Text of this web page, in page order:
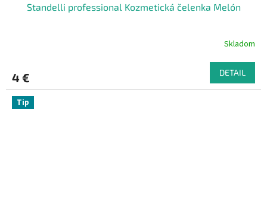
Standelli professional Kozmetická čelenka Melón
Skladom
4 € DETAIL
Tip